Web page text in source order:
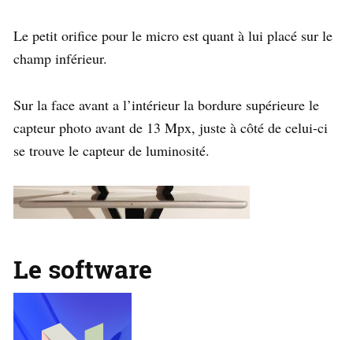
Le petit orifice pour le micro est quant à lui placé sur le
champ inférieur.
Sur la face avant a l’intérieur la bordure supérieure le
capteur photo avant de 13 Mpx, juste à côté de celui-ci
se trouve le capteur de luminosité.
Le software